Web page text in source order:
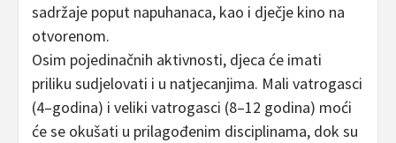
sadržaje poput napuhanaca, kao i dječje kino na
otvorenom.
Osim pojedinačnih aktivnosti, djeca će imati
priliku sudjelovati i u natjecanjima. Mali vatrogasci
(4–godina) i veliki vatrogasci (8–12 godina) moći
će se okušati u prilagođenim disciplinama, dok su